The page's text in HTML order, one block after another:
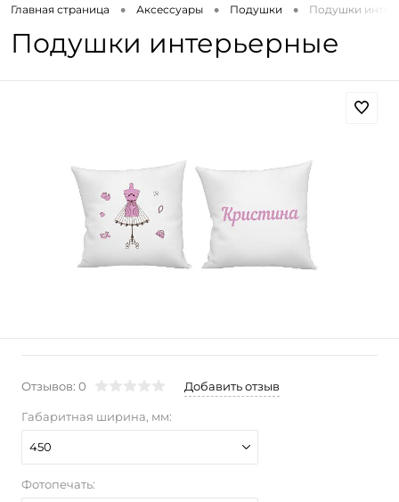
Главная страница • Аксессуары • Подушки • Подушки
Подушки интерьерные
Отзывов: 0 Добавить отзыв
Габаритная ширина, мм:
450
Фотопечать: